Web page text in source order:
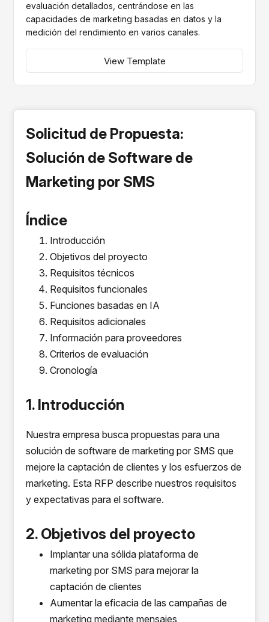
evaluación detallados, centrándose en las
capacidades de marketing basadas en datos y la
medición del rendimiento en varios canales.
View Template
Solicitud de Propuesta:
Solución de Software de
Marketing por SMS
Índice
Introducción
Objetivos del proyecto
Requisitos técnicos
Requisitos funcionales
Funciones basadas en IA
Requisitos adicionales
Información para proveedores
Criterios de evaluación
Cronología
1. Introducción
Nuestra empresa busca propuestas para una
solución de software de marketing por SMS que
mejore la captación de clientes y los esfuerzos de
marketing. Esta RFP describe nuestros requisitos
y expectativas para el software.
2. Objetivos del proyecto
Implantar una sólida plataforma de
marketing por SMS para mejorar la
captación de clientes
Aumentar la eficacia de las campañas de
marketing mediante mensajes